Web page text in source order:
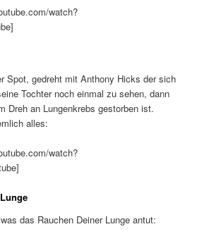
watch?
Spot, gedreht mitAnthony Hicks der sich
Tochter noch einmal zu sehen, dann
Dreh an Lungenkrebs gestorben ist.
alles:
watch?
das Rauchen Deiner Lunge antut: